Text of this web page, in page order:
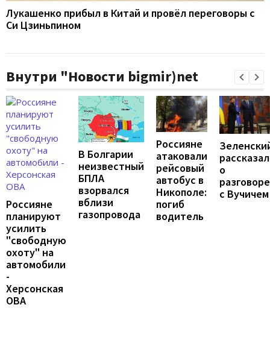
Лукашенко прибыл в Китай и провёл переговоры с
Си Цзиньпином
Внутри "Новости bigmir)net
Россияне
планируют
усилить
"свободную
охоту" на
автомобили
-
Херсонская
ОВА
В Болгарии
неизвестный
БПЛА
взорвался
вблизи
газопровода
Россияне
атаковали
рейсовый
автобус в
Никополе:
погиб
водитель
рассказал
о
разговоре
с Вучичем